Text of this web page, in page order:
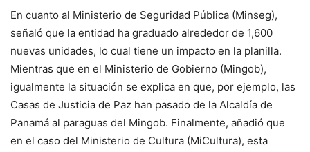
En cuanto al Ministerio de Seguridad Pública (Minseg),
señaló que la entidad ha graduado alrededor de 1,600
nuevas unidades, lo cual tiene un impacto en la planilla.
Mientras que en el Ministerio de Gobierno (Mingob),
igualmente la situación se explica en que, por ejemplo, las
Casas de Justicia de Paz han pasado de la Alcaldía de
Panamá al paraguas del Mingob. Finalmente, añadió que
en el caso del Ministerio de Cultura (MiCultura), esta